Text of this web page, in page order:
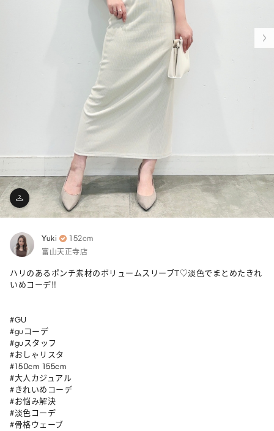
Yuki 152cm
富山天正寺店
ハリのあるポンチ素材のボリュームスリーブT♡淡色でまとめたきれ
いめコーデ‼︎
#GU
#guコーデ
#guスタッフ
#おしゃリスタ
#150cm 155cm
#大人カジュアル
#きれいめコーデ
#お悩み解決
#淡色コーデ
#骨格ウェーブ